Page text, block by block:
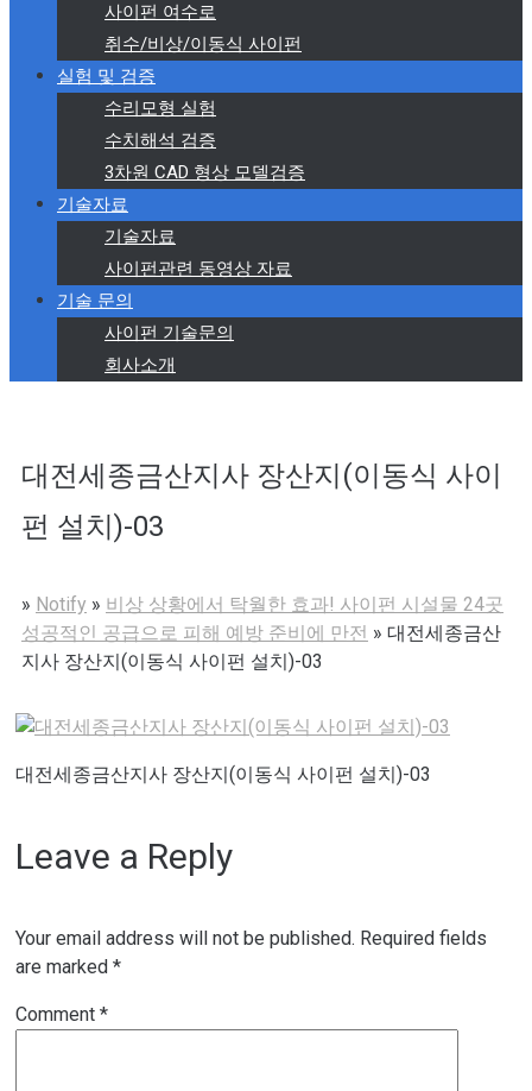
사이펀 여수로
취수/비상/이동식 사이펀
실험 및 검증
수리모형 실험
수치해석 검증
3차원 CAD 형상 모델검증
기술자료
기술자료
사이펀관련 동영상 자료
기술 문의
사이펀 기술문의
회사소개
대전세종금산지사 장산지(이동식 사이
펀 설치)-03
» Notify » 비상 상황에서 탁월한 효과! 사이펀 시설물 24곳
성공적인 공급으로 피해 예방 준비에 만전 » 대전세종금산
지사 장산지(이동식 사이펀 설치)-03
대전세종금산지사 장산지(이동식 사이펀 설치)-03
Leave a Reply
Your email address will not be published. Required fields
are marked *
Comment *